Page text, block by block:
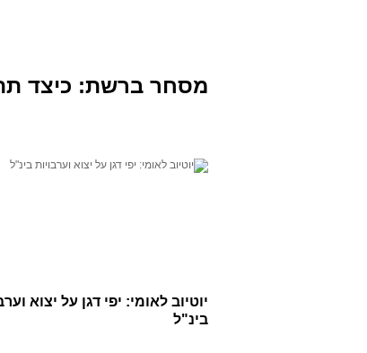
מסחר ברשת: כיצד
יוטיוב לאומי: יפי דגן על יצוא
בינ"ל